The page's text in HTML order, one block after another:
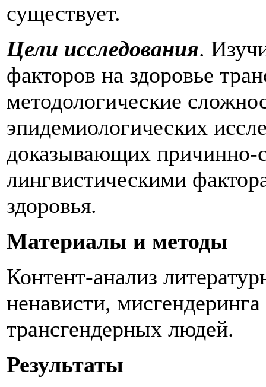
существует.
Цели исследования.
факторов на здоровье
методологические
эпидемиологических
доказывающих причинно-
лингвистическими
здоровья.
Материалы и методы
Контент-анализ
ненависти,
трансгендерных людей.
Результаты